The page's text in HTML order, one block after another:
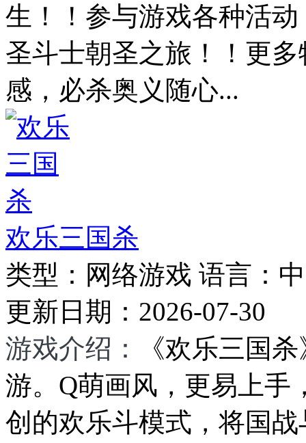
生！！参与游戏各种活
圣斗士朝圣之旅！！更
感，必杀奥义随心...
欢乐三国杀
类型： 网络游戏 语言：
更新日期： 2026-07-30
游戏介绍：
《欢乐三国
游。Q萌画风，更易上手
创的欢乐斗模式，将国